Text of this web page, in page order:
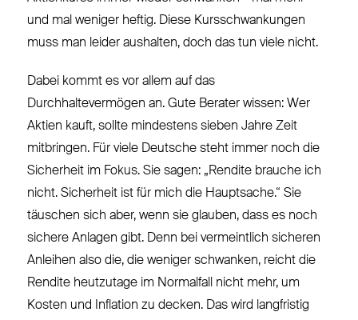
und mal weniger heftig. Diese Kursschwankungen
muss man leider aushalten, doch das tun viele nicht.
Dabei kommt es vor allem auf das
Durchhaltevermögen an. Gute Berater wissen: Wer
Aktien kauft, sollte mindestens sieben Jahre Zeit
mitbringen. Für viele Deutsche steht immer noch die
Sicherheit im Fokus. Sie sagen: „Rendite brauche ich
nicht. Sicherheit ist für mich die Hauptsache.“ Sie
täuschen sich aber, wenn sie glauben, dass es noch
sichere Anlagen gibt. Denn bei vermeintlich sicheren
Anleihen also die, die weniger schwanken, reicht die
Rendite heutzutage im Normalfall nicht mehr, um
Kosten und Inflation zu decken. Das wird langfristig